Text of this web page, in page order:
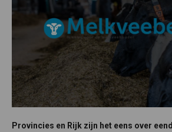
Provincies en Rijk zijn het eens over